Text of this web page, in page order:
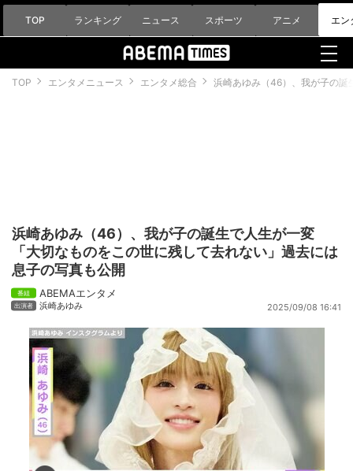
TOP ランキング ニュース スポーツ アニメ エン
TOP エンタメニュース エンタメ総合 浜崎あゆみ（46）、我が子の誕
浜崎あゆみ（46）、我が子の誕生で人生が一変
「大切なものをこの世に残して去れない」過去には
息子の写真も公開
ABEMAエンタメ
浜崎あゆみ 2025/09/08 16:41